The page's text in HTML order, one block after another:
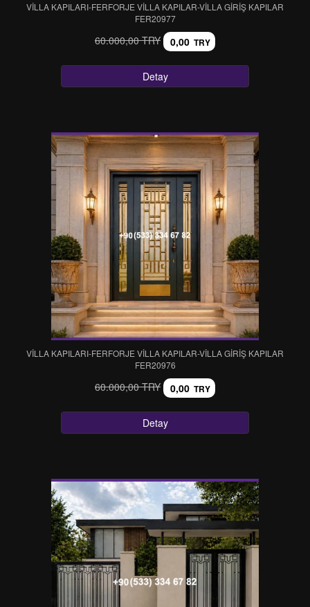
VİLLA KAPILARI-FERFORJE VİLLA KAPILAR-VİLLA GİRİŞ KAPILAR
FER20977
60.000,00 TRY 0,00 TRY
Detay
VİLLA KAPILARI-FERFORJE VİLLA KAPILAR-VİLLA GİRİŞ KAPILAR
FER20976
60.000,00 TRY 0,00 TRY
Detay